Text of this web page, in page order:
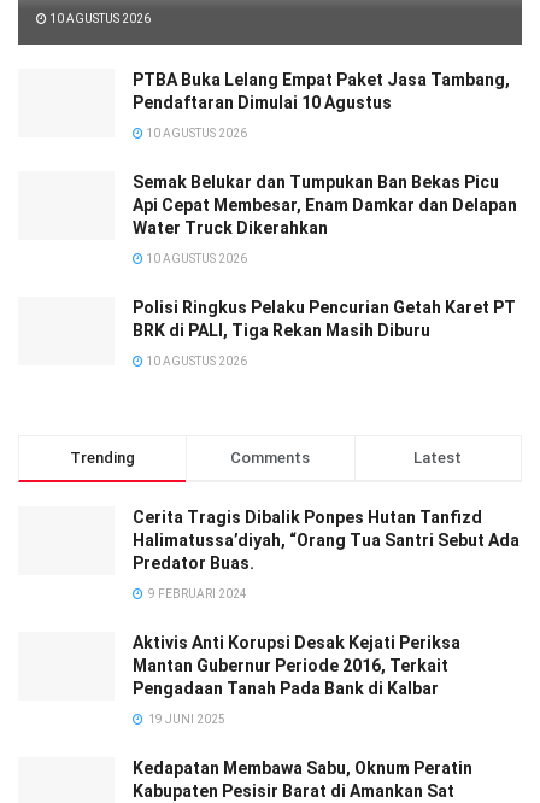
10 AGUSTUS 2026
PTBA Buka Lelang Empat Paket Jasa Tambang,
Pendaftaran Dimulai 10 Agustus
10 AGUSTUS 2026
Semak Belukar dan Tumpukan Ban Bekas Picu
Api Cepat Membesar, Enam Damkar dan Delapan
Water Truck Dikerahkan
10 AGUSTUS 2026
Polisi Ringkus Pelaku Pencurian Getah Karet PT
BRK di PALI, Tiga Rekan Masih Diburu
10 AGUSTUS 2026
Trending Comments Latest
Cerita Tragis Dibalik Ponpes Hutan Tanfizd
Halimatussa’diyah, “Orang Tua Santri Sebut Ada
Predator Buas.
9 FEBRUARI 2024
Aktivis Anti Korupsi Desak Kejati Periksa
Mantan Gubernur Periode 2016, Terkait
Pengadaan Tanah Pada Bank di Kalbar
19 JUNI 2025
Kedapatan Membawa Sabu, Oknum Peratin
Kabupaten Pesisir Barat di Amankan Sat